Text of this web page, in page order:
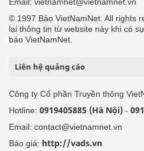
© 1997 Báo VietNamNet. All rights
lại thông tin từ website này khi có
báo VietNamNet.
Liên hệ quảng cáo
Công ty Cổ phần Truyền thông
Hotline: 0919405885 (Hà Nội) -
Email: contact@vietnamnet.vn
Báo giá: http://vads.vn